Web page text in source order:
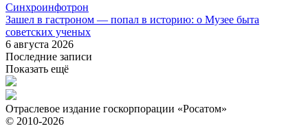
Синхроинфотрон
Зашел в гастроном — попал в историю: о Музее быта
советских ученых
6 августа 2026
Последние записи
Показать ещё
Отраслевое издание госкорпорации «Росатом»
© 2010-2026